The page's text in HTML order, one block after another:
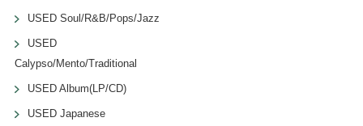
USED Soul/R&B/Pops/Jazz
USED
Calypso/Mento/Traditional
USED Album(LP/CD)
USED Japanese